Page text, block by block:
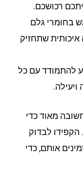
רכושכם.
גלם
שתחזיק
עם כל
מאוד כדי
לבדוק
אותם, כדי